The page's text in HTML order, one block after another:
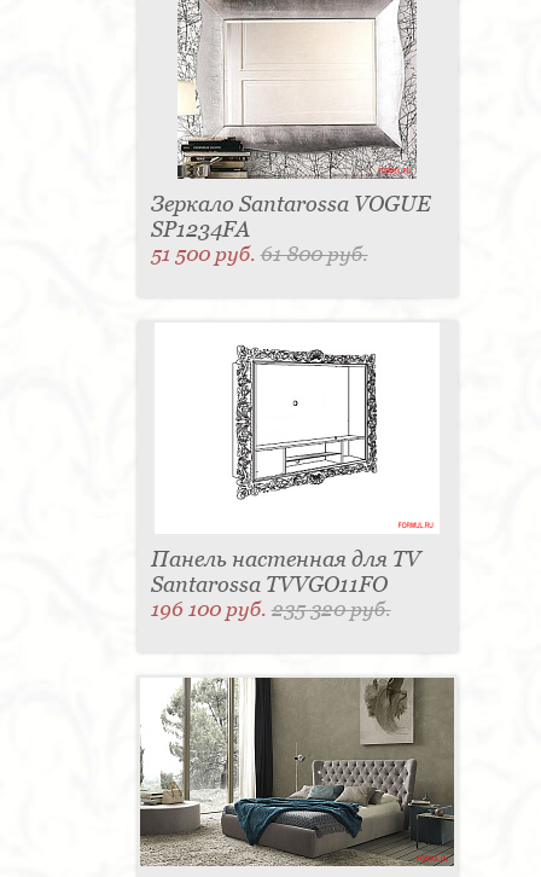
Мыльница - 1
Подставка под зонт - 1
Спальня - 1
Зеркало Santarossa VOGUE
SP1234FA
51 500 руб.61 800 руб.
Панель настенная для TV
Santarossa TVVGO11FO
196 100 руб.235 320 руб.